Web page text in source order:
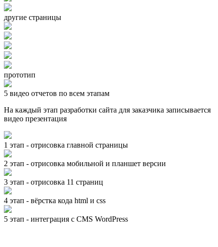
другие страницы
прототип
5 видео отчетов по всем этапам
На каждый этап разработки сайта для заказчика записывается
видео презентация
1 этап - отрисовка главной страницы
2 этап - отрисовка мобильной и планшет версии
3 этап - отрисовка 11 страниц
4 этап - вёрстка кода html и css
5 этап - интеграция с CMS WordPress